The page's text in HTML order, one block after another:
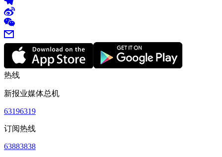
热线
新报业媒体总机
63196319
订阅热线
63883838